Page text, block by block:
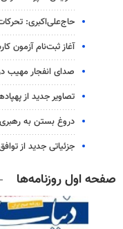
حاج‌علی‌اکبری:
آغاز ثبت‌نام‌ آزمون
صدای انفجار مهیب
تصاویر جدید از
دروغ بستن به
جزئیاتی جدید از
صفحه اول روزنامه‌ها